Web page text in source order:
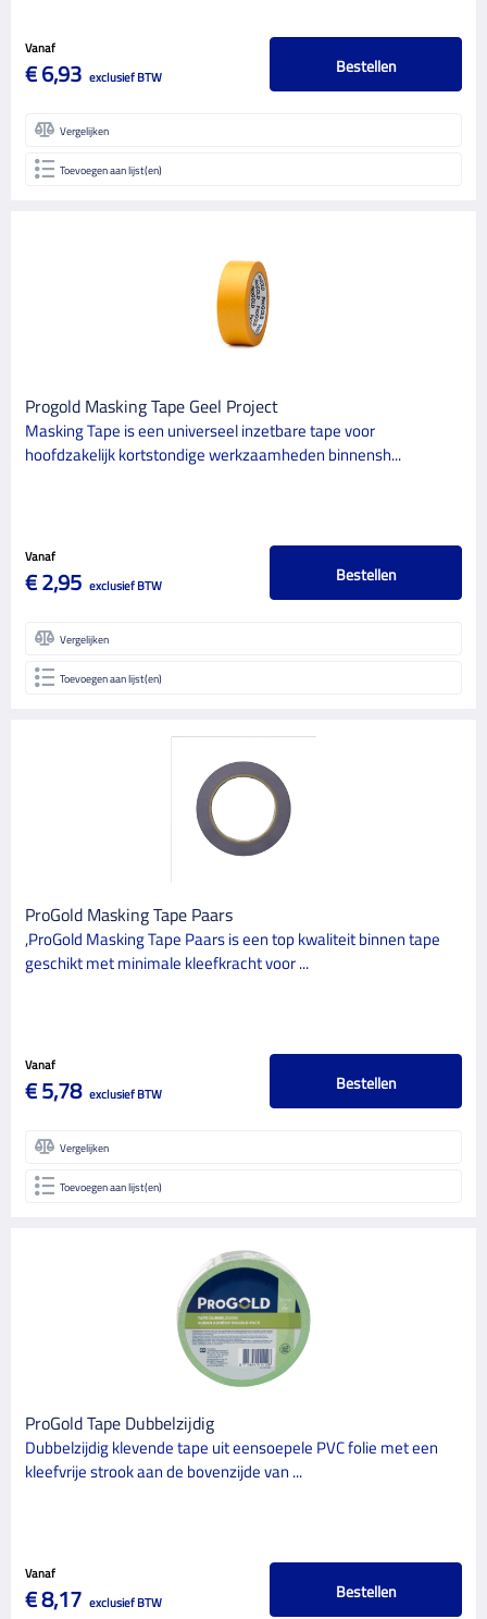
Vanaf
€ 6,93 exclusief BTW Bestellen
Vergelijken
Toevoegen aan lijst(en)
Progold Masking Tape Geel Project
Masking Tape is een universeel inzetbare tape voor
hoofdzakelijk kortstondige werkzaamheden binnensh...
Vanaf
€ 2,95 exclusief BTW Bestellen
Vergelijken
Toevoegen aan lijst(en)
ProGold Masking Tape Paars
,ProGold Masking Tape Paars is een top kwaliteit binnen tape
geschikt met minimale kleefkracht voor ...
Vanaf
€ 5,78 exclusief BTW Bestellen
Vergelijken
Toevoegen aan lijst(en)
ProGold Tape Dubbelzijdig
Dubbelzijdig klevende tape uit eensoepele PVC folie met een
kleefvrije strook aan de bovenzijde van ...
Vanaf
€ 8,17 exclusief BTW Bestellen